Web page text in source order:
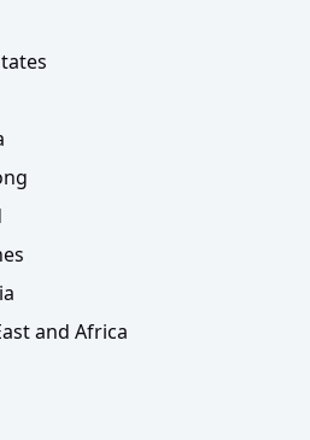
and Africa